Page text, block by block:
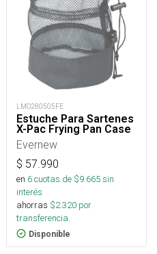
LMO280505FE
Estuche Para Sartenes
X-Pac Frying Pan Case
Evernew
$ 57.990
en 6cuotas de $9.665sin
interés
ahorras $2.320 por
transferencia.
Disponible